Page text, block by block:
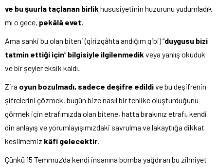
ve bu şuurla taçlanan birlik hususiyetinin huzurunu yudumladık
mı o gece, pekâlâ evet.
Ama sanki bu olan biteni (girizgâhta andığım gibi) “duygusu bizi
tatmin ettiği için” bilgisiyle ilgilenmedik veya yanlış okuduk
ve bir şeyler eksik kaldı.
Zira oyun bozulmadı, sadece deşifre edildive bu deşifrenin
şifrelerini çözmek, bugün bize nasıl bir tehlike oluşturduğunu
görmek için etrafımızda olan bitene, hatta bırakınız etrafı, kendi
din anlayış ve yorumlayışımızdaki savrulma ve lakaytlığa dikkat
kesilmemiz kâfi gelecektir
Çünkü 15 Temmuz’da kendi insanına bomba yağdıran bu zihniyet